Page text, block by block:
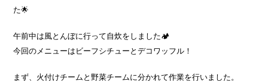
た🌟
午前中は風とんぼに行って自炊をしました🏕
今回のメニューはビーフシチューとデコワッフル！
まず、火付けチームと野菜チームに分かれて作業を行いました。